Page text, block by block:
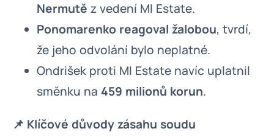
Nermutě z vedení MI Estate.
Ponomarenko reagoval žalobou, tvrdí,
že jeho odvolání bylo neplatné.
Ondrišek proti MI Estate navíc uplatnil
směnku na 459 milionů korun.
📌 Klíčové důvody zásahu soudu